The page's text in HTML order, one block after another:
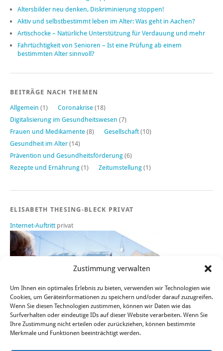
Zustimmung verwalten
Um Ihnen ein optimales Erlebnis zu bieten, verwenden wir Technologien wie
Cookies, um Geräteinformationen zu speichern und/oder darauf zuzugreifen.
Wenn Sie diesen Technologien zustimmen, können wir Daten wie das
Surfverhalten oder eindeutige IDs auf dieser Website verarbeiten. Wenn Sie
Ihre Zustimmung nicht erteilen oder zurückziehen, können bestimmte
Merkmale und Funktionen beeinträchtigt werden.
Altersbilder neu denken, Diskriminierung stoppen!
Aktiv und selbstbestimmt leben im Alter: Was geht in Aachen?
Artischocke – Natürliche Unterstützung für Verdauung und mehr
Fahrtüchtigkeit von Senioren – Ist eine Prüfung ab einem
bestimmten Alter sinnvoll?
BEITRÄGE NACH THEMEN
Allgemein (1) Coronakrise (18)
Digitalisierung im Gesundheitswesen (7)
Frauen und Medikamente (8) Gesellschaft (10)
Gesundheit im Alter (14)
Prävention und Gesundheitsförderung (6)
Rezepte und Ernährung (1) Zeitumstellung (1)
ELISABETH THESING-BLECK PRIVAT
Internet-Auftritt privat